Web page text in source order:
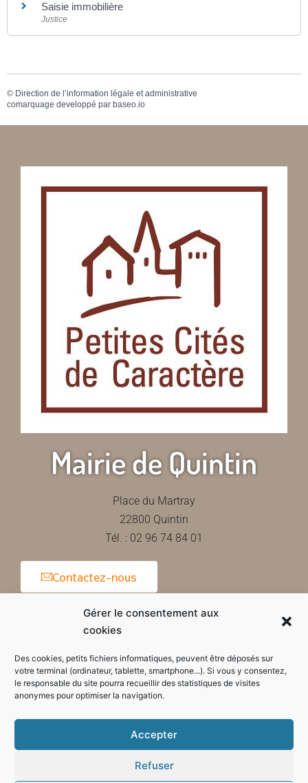
Gérer le consentement aux
cookies
Des cookies, petits fichiers informatiques, peuvent être déposés sur
votre terminal (ordinateur, tablette, smartphone...). Si vous y consentez,
le responsable du site pourra recueillir des statistiques de visites
anonymes pour optimiser la navigation.
Accepter
Refuser
Saisie immobilière
Justice
© Direction de l’information légale et administrative
comarquage developpé par baseo.io
Mairie de Quintin
Place du Martray
22800 Quintin
Tél. : 02 96 74 84 01
Contactez-nous
Horaires d'ouverture de la mairie